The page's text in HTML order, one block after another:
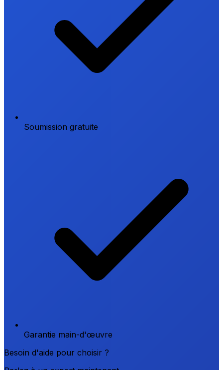
Soumission gratuite
Garantie main-d'œuvre
Besoin d'aide pour choisir ?